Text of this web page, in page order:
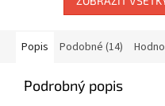
Popis Podobné (14)
Podrobný popis